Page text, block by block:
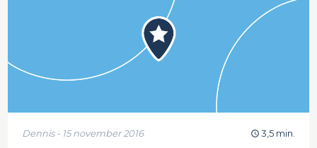
Dennis - 15 november 2016 3,5 min.